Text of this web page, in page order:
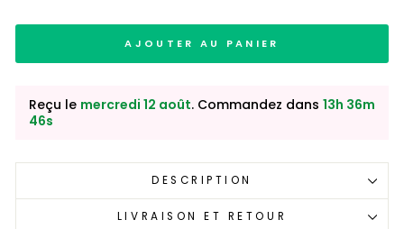
AJOUTER AU PANIER
Reçu le mercredi 12 août. Commandez dans 13h 36m
44s
DESCRIPTION
LIVRAISON ET RETOUR